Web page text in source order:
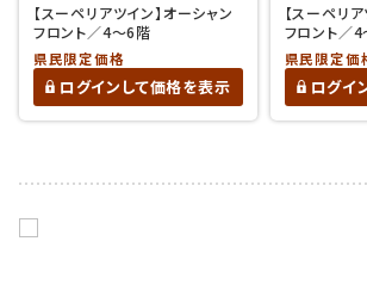
【スーペリアツイン】オーシャン
フロント／4～6階
県民限定価格
ログインして価格を表示
【スーペリ
フロント／
県民限定価
ログイ